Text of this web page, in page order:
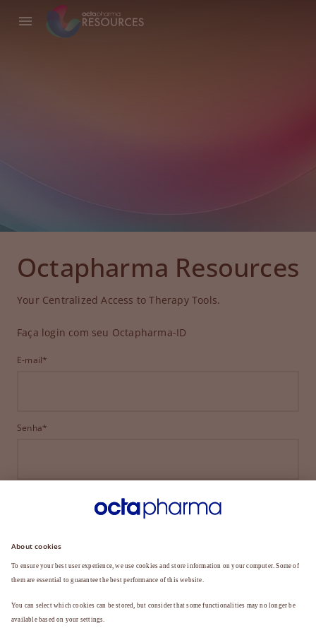
Octapharma Resources
Your Centralized Access to Therapy Tools.
Faça login com seu Octapharma-ID
E-mail*
Senha*
ENTRAR
ESQUECEU SUA SENHA?
Ainda não é membro?